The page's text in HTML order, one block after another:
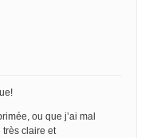
ou que j’ai mal
très claire et